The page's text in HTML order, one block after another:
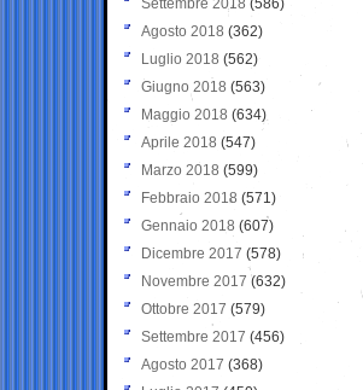
Settembre 2018 (586)
Agosto 2018 (362)
Luglio 2018 (562)
Giugno 2018 (563)
Maggio 2018 (634)
Aprile 2018 (547)
Marzo 2018 (599)
Febbraio 2018 (571)
Gennaio 2018 (607)
Dicembre 2017 (578)
Novembre 2017 (632)
Ottobre 2017 (579)
Settembre 2017 (456)
Agosto 2017 (368)